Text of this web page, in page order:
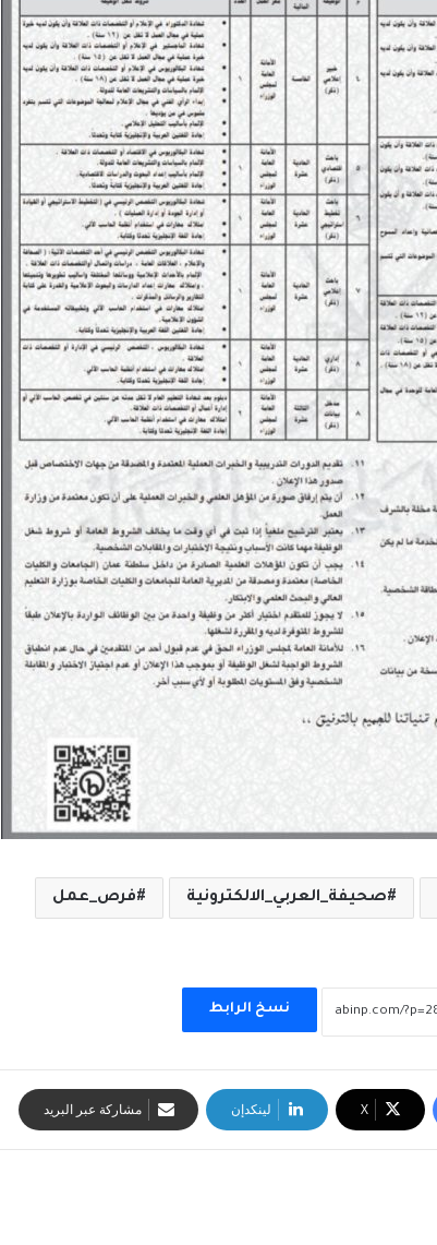
صحيفة_العربي_الالكترونية فرص_عمل
نسخ الرابط
‫X لينكدإن مشاركة عبر البريد